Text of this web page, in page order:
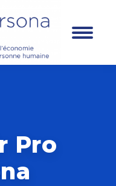
Pro